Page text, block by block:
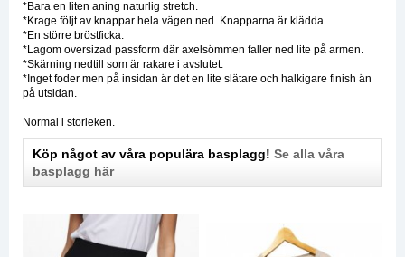
*Bara en liten aning naturlig stretch.
*Krage följt av knappar hela vägen ned. Knapparna är klädda.
*En större bröstficka.
*Lagom oversizad passform där axelsömmen faller ned lite på armen.
*Skärning nedtill som är rakare i avslutet.
*Inget foder men på insidan är det en lite slätare och halkigare finish än
på utsidan.
Normal i storleken.
Köp något av våra populära basplagg! Se alla våra
basplagg här